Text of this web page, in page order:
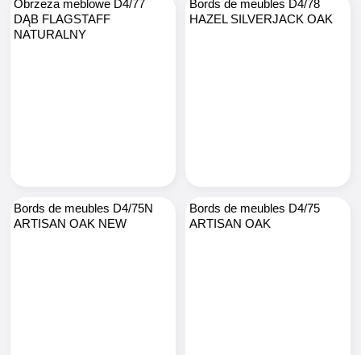
Obrzeża meblowe D4/77
DĄB FLAGSTAFF
NATURALNY
Bords de meubles D4/78
HAZEL SILVERJACK OAK
Bords de meubles D4/75N
ARTISAN OAK NEW
Bords de meubles D4/75
ARTISAN OAK